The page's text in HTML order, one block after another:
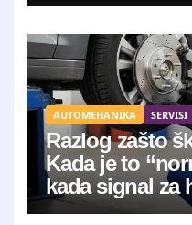
AUTOMEHANIKA SERVISI
Razlog zašto
Kada je to
kada signal za
mehaničaru?